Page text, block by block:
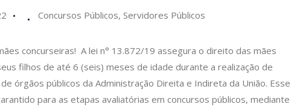
Concursos Públicos, Servidores Públicos
concurseiras! A lei n° 13.872/19 assegura o direito das mães
filhos de até 6 (seis) meses de idade durante a realização de
órgãos públicos da Administração Direita e Indireta da União. Esse
para as etapas avaliatórias em concursos públicos, mediante